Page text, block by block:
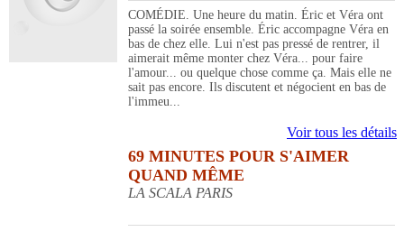
COMÉDIE. Une heure du matin. Éric et Véra ont
passé la soirée ensemble. Éric accompagne Véra en
bas de chez elle. Lui n'est pas pressé de rentrer, il
aimerait même monter chez Véra... pour faire
l'amour... ou quelque chose comme ça. Mais elle ne
sait pas encore. Ils discutent et négocient en bas de
l'immeu...
Voir tous les détails
69 MINUTES POUR S'AIMER
QUAND MÊME
LA SCALA PARIS